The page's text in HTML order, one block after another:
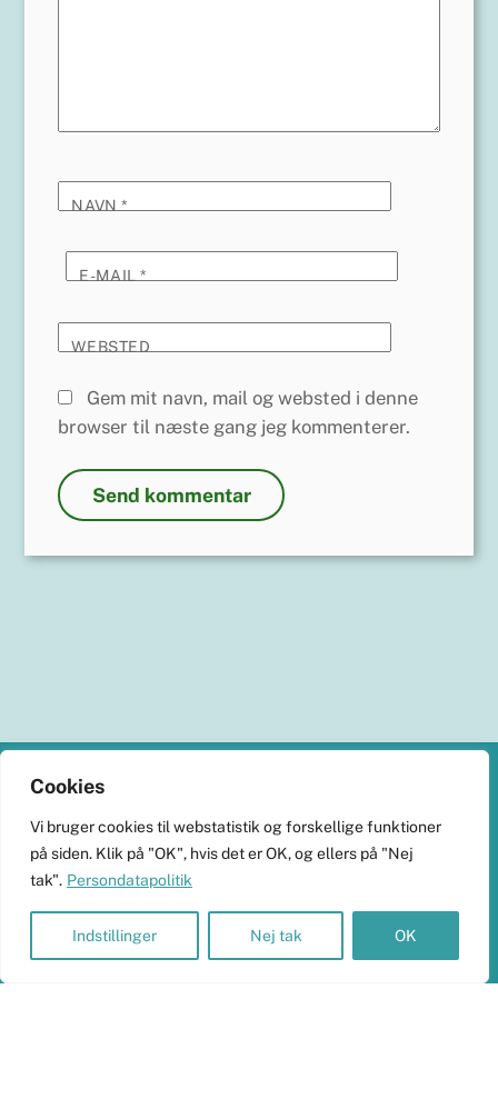
Cookies
Vi bruger cookies til webstatistik og forskellige funktioner
på siden. Klik på "OK", hvis det er OK, og ellers på "Nej
tak". Persondatapolitik
Indstillinger Nej tak OK
NAVN*
E-MAIL*
WEBSTED
Gem mit navn, mail og websted i denne
browser til næste gang jeg kommenterer.
Top
KlimaHub
CVR-nr. 38989251
skrivtil@klimahub.dk